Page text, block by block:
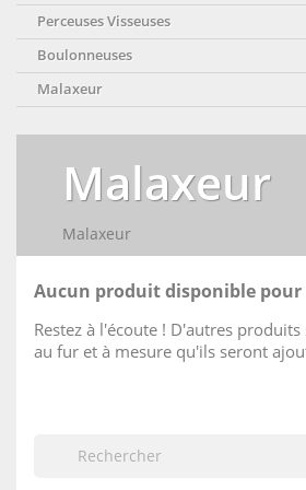
Perceuses Visseuses
Boulonneuses
Malaxeur
Malaxeur
Malaxeur
Aucun produit disponible
Restez à l'écoute ! D'autres
au fur et à mesure qu'ils seront